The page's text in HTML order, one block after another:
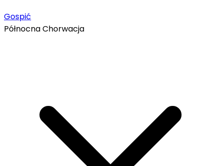
Gospić
Północna Chorwacja